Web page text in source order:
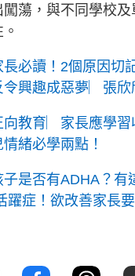
蕩，與不同學校
長必讀！2個原因切
興趣成惡夢︳張欣
向教育︳家長應學
緒必學兩點！
子是否有ADHA？有
躍症！欲改善家長要